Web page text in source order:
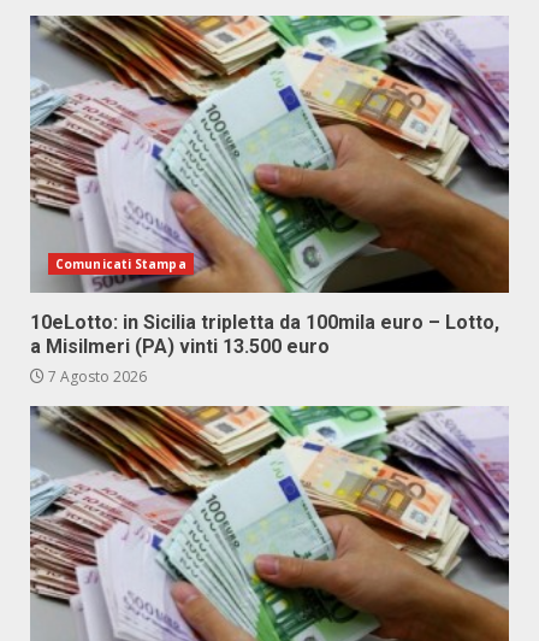
Comunicati Stampa
10eLotto: in Sicilia tripletta da 100mila euro – Lotto,
a Misilmeri (PA) vinti 13.500 euro
7 Agosto 2026